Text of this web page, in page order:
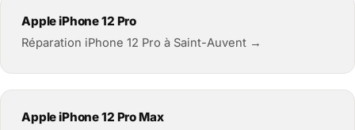
Apple iPhone 12 Pro
Réparation iPhone 12 Pro à Saint-Auvent →
Apple iPhone 12 Pro Max